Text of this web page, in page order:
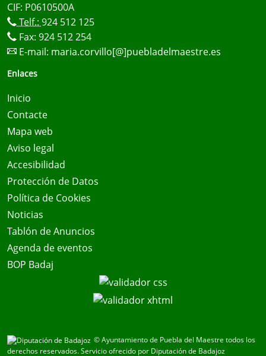
CIF: P0610500A
Telf.: 924 512 125
Fax: 924 512 254
E-mail: maria.corvillo[@]puebladelmaestre.es
Enlaces
Inicio
Contacte
Mapa web
Aviso legal
Accesibilidad
Protección de Datos
Política de Cookies
Noticias
Tablón de Anuncios
Agenda de eventos
BOP Badaj
© Ayuntamiento de Puebla del Maestre todos los
derechos reservados.Servicio ofrecido por Diputación de Badajoz